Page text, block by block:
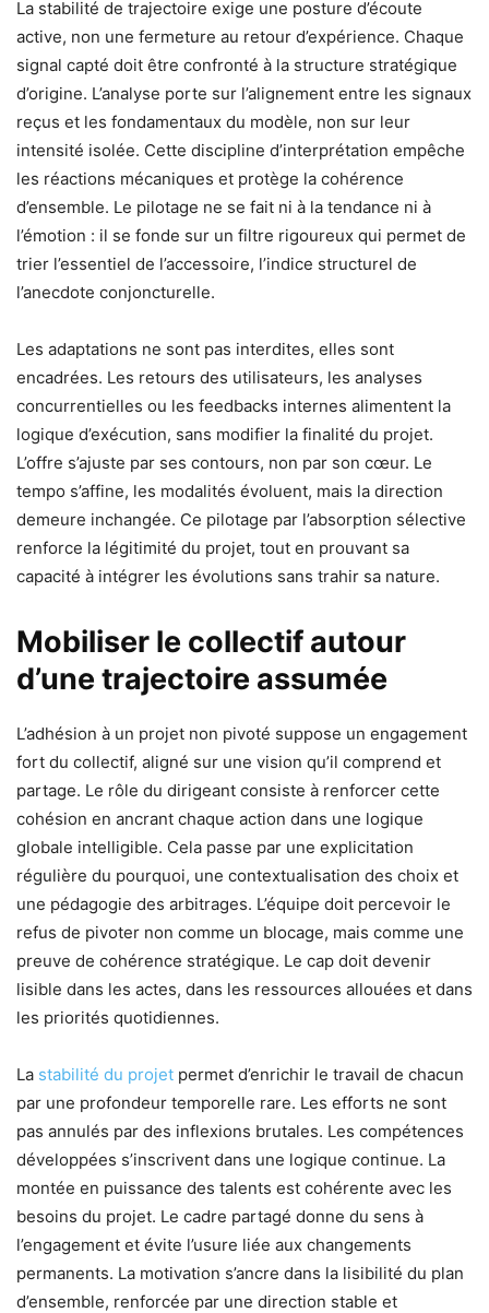
La stabilité de trajectoire exige une posture d’écoute
active, non une fermeture au retour d’expérience. Chaque
signal capté doit être confronté à la structure stratégique
d’origine. L’analyse porte sur l’alignement entre les signaux
reçus et les fondamentaux du modèle, non sur leur
intensité isolée. Cette discipline d’interprétation empêche
les réactions mécaniques et protège la cohérence
d’ensemble. Le pilotage ne se fait ni à la tendance ni à
l’émotion : il se fonde sur un filtre rigoureux qui permet de
trier l’essentiel de l’accessoire, l’indice structurel de
l’anecdote conjoncturelle.
Les adaptations ne sont pas interdites, elles sont
encadrées. Les retours des utilisateurs, les analyses
concurrentielles ou les feedbacks internes alimentent la
logique d’exécution, sans modifier la finalité du projet.
L’offre s’ajuste par ses contours, non par son cœur. Le
tempo s’affine, les modalités évoluent, mais la direction
demeure inchangée. Ce pilotage par l’absorption sélective
renforce la légitimité du projet, tout en prouvant sa
capacité à intégrer les évolutions sans trahir sa nature.
Mobiliser le collectif autour
d’une trajectoire assumée
L’adhésion à un projet non pivoté suppose un engagement
fort du collectif, aligné sur une vision qu’il comprend et
partage. Le rôle du dirigeant consiste à renforcer cette
cohésion en ancrant chaque action dans une logique
globale intelligible. Cela passe par une explicitation
régulière du pourquoi, une contextualisation des choix et
une pédagogie des arbitrages. L’équipe doit percevoir le
refus de pivoter non comme un blocage, mais comme une
preuve de cohérence stratégique. Le cap doit devenir
lisible dans les actes, dans les ressources allouées et dans
les priorités quotidiennes.
La stabilité du projet permet d’enrichir le travail de chacun
par une profondeur temporelle rare. Les efforts ne sont
pas annulés par des inflexions brutales. Les compétences
développées s’inscrivent dans une logique continue. La
montée en puissance des talents est cohérente avec les
besoins du projet. Le cadre partagé donne du sens à
l’engagement et évite l’usure liée aux changements
permanents. La motivation s’ancre dans la lisibilité du plan
d’ensemble, renforcée par une direction stable et